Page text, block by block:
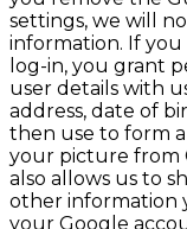
settings, we will
information. If you
log-in, you grant
user details with
address, date of
then use to form
your picture from
also allows us to
other information
your Google